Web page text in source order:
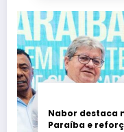
Nabor destaca
Paraíba e